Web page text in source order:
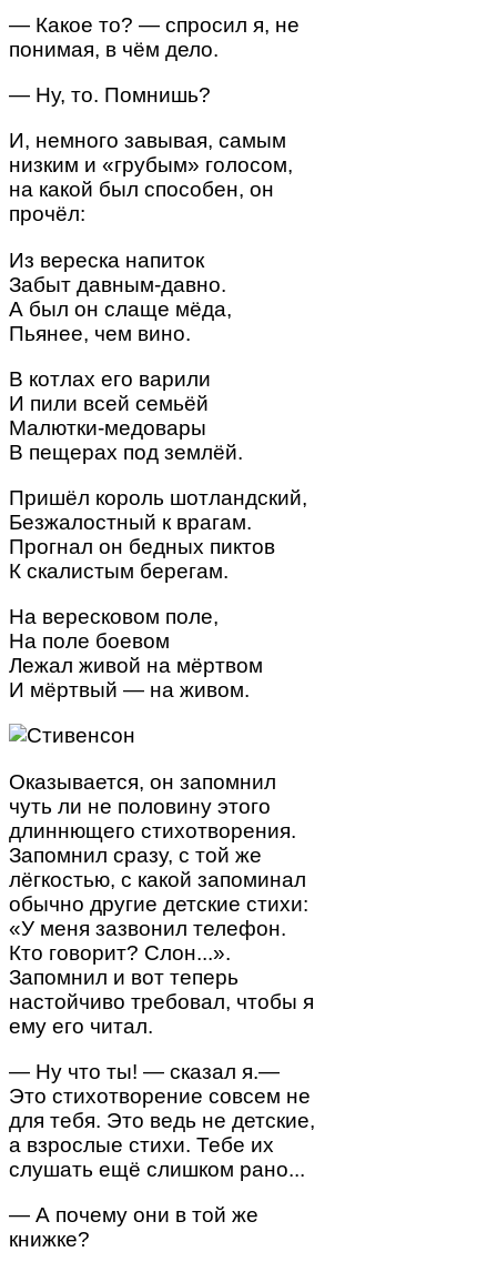
— Какое то? — спросил я, не
понимая, в чём дело.
— Ну, то. Помнишь?
И, немного завывая, самым
низким и «грубым» голосом,
на какой был способен, он
прочёл:
Из вереска напиток
Забыт давным-давно.
А был он слаще мёда,
Пьянее, чем вино.
В котлах его варили
И пили всей семьёй
Малютки-медовары
В пещерах под землёй.
Пришёл король шотландский,
Безжалостный к врагам.
Прогнал он бедных пиктов
К скалистым берегам.
На вересковом поле,
На поле боевом
Лежал живой на мёртвом
И мёртвый — на живом.
Оказывается, он запомнил
чуть ли не половину этого
длиннющего стихотворения.
Запомнил сразу, с той же
лёгкостью, с какой запоминал
обычно другие детские стихи:
«У меня зазвонил телефон.
Кто говорит? Слон...».
Запомнил и вот теперь
настойчиво требовал, чтобы я
ему его читал.
— Ну что ты! — сказал я.—
Это стихотворение совсем не
для тебя. Это ведь не детские,
а взрослые стихи. Тебе их
слушать ещё слишком рано...
— А почему они в той же
книжке?